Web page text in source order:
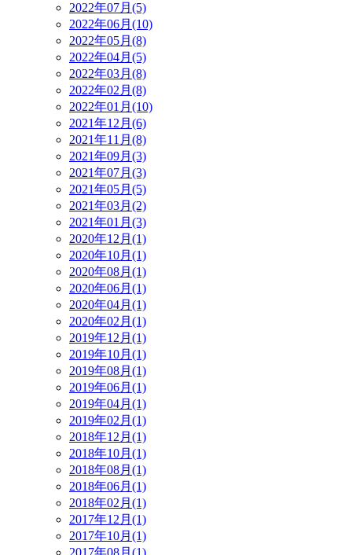
2022年07月(5)
2022年06月(10)
2022年05月(8)
2022年04月(5)
2022年03月(8)
2022年02月(8)
2022年01月(10)
2021年12月(6)
2021年11月(8)
2021年09月(3)
2021年07月(3)
2021年05月(5)
2021年03月(2)
2021年01月(3)
2020年12月(1)
2020年10月(1)
2020年08月(1)
2020年06月(1)
2020年04月(1)
2020年02月(1)
2019年12月(1)
2019年10月(1)
2019年08月(1)
2019年06月(1)
2019年04月(1)
2019年02月(1)
2018年12月(1)
2018年10月(1)
2018年08月(1)
2018年06月(1)
2018年02月(1)
2017年12月(1)
2017年10月(1)
2017年08月(1)